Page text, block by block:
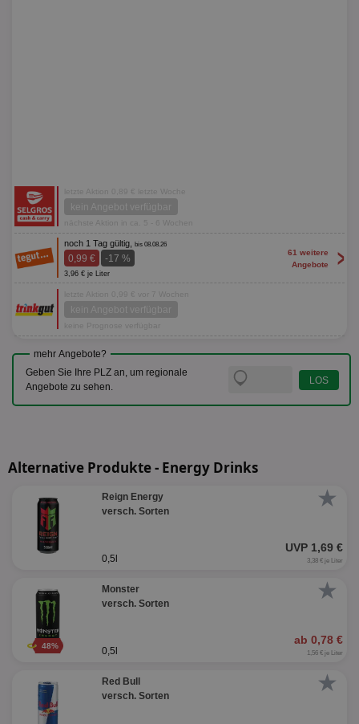
letzte Aktion 0,89 € letzte Woche
kein Angebot verfügbar
nächste Aktion in ca. 5 - 6 Wochen
noch 1 Tag gültig, bis 08.08.26
0,99 € -17 %
3,96 € je Liter
61 weitere
Angebote
>
letzte Aktion 0,99 € vor 7 Wochen
kein Angebot verfügbar
keine Prognose verfügbar
mehr Angebote?
Geben Sie Ihre PLZ an, um regionale
Angebote zu sehen.
Alternative Produkte - Energy Drinks
★
Reign Energy
versch. Sorten
UVP 1,69 €
0,5l 3,38 € je Liter
★
48%
Monster
versch. Sorten
ab 0,78 €
0,5l 1,56 € je Liter
★
Red Bull
versch. Sorten